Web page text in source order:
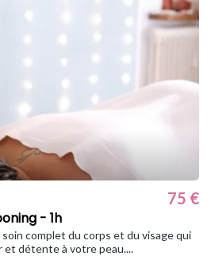
- 1h
75 €
complet du corps et du visage qui
et détente à votre peau....